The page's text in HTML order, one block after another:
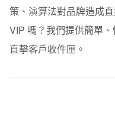
策、演算法對品牌造成
VIP 嗎？我們提供簡單
直擊客戶收件匣 。